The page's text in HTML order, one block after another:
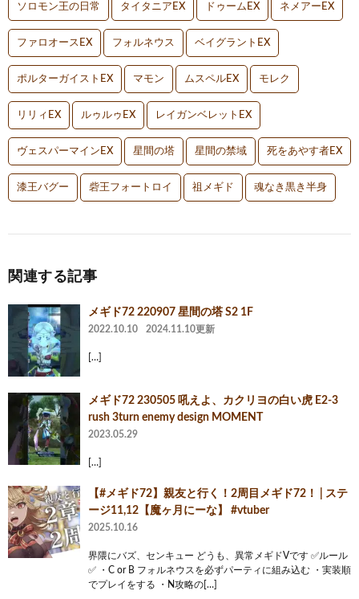
ソロモン王の日常 タイタニアEX ドゥームEX ネメアーEX
ファロオースEX フォルネウス ベイグラントEX
ポルターガイストEX マモン ムスペルEX モレク
リリィEX ルゥルゥEX レイガンベレットEX
ヴェスパーマインEX 星間の塔 星間の禁域 死をあやす者EX
漆王バグー 砦王フォートロイ 祖メギド 魂なき黒き半身
関連する記事
メギド72 220907 星間の塔 S2 1F
2022.10.10 2024.11.10更新
[…]
メギド72 230505 吼えよ、カクリヨの白い虎 E2-3
rush 3turn enemy design MOMENT
2023.05.29
[…]
【#メギド72】親友と行く！2周目メギド72！ | ステ
ージ11,12【魔ヶ月にーな】 #vtuber
2025.10.16
界隈にバズ、センキュー どうも、異常メギドVです ✅ルール
✅ ・C or B フォルネウスを必ずパーティに組み込む ・実装順
でプレイをする ・N攻略の[…]